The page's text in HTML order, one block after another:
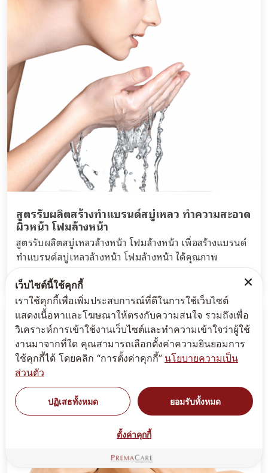
สูตรรับผลิตสร้างทำแบรนด์สบู่เหลว ทำความสะอาด
ผิวหน้า โฟมล้างหน้า
สูตรรับผลิตสบู่เหลวล้างหน้า โฟมล้างหน้า เพื่อสร้างแบรนด์
ทำแบรนด์สบู่เหลวล้างหน้า โฟมล้างหน้า ได้คุณภาพ
เว็บไซต์นี้ใช้คุกกี้
เราใช้คุกกี้เพื่อเพิ่มประสบการณ์ที่ดีในการใช้เว็บไซต์
แสดงเนื้อหาและโฆษณาให้ตรงกับความสนใจ รวมถึงเพื่อ
วิเคราะห์การเข้าใช้งานเว็บไซต์และทำความเข้าใจว่าผู้ใช้
งานมาจากที่ใด คุณสามารถเลือกตั้งค่าความยินยอมการ
ใช้คุกกี้ได้ โดยคลิก “การตั้งค่าคุกกี้” นโยบายความเป็น
ส่วนตัว
ปฏิเสธทั้งหมด ยอมรับทั้งหมด
ตั้งค่าคุกกี้